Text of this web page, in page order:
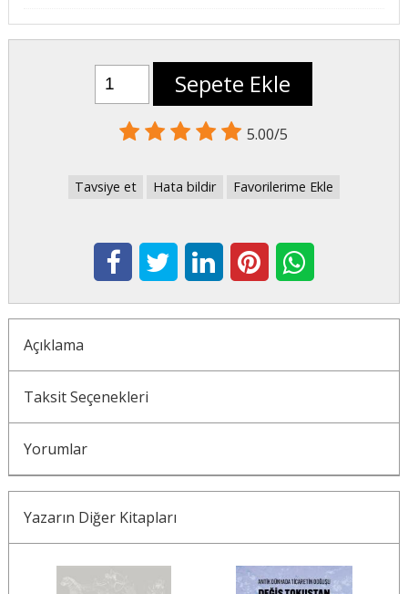
Sepete Ekle
5.00/5
Tavsiye et Hata bildir Favorilerime Ekle
Açıklama
Taksit Seçenekleri
Yorumlar
Yazarın Diğer Kitapları